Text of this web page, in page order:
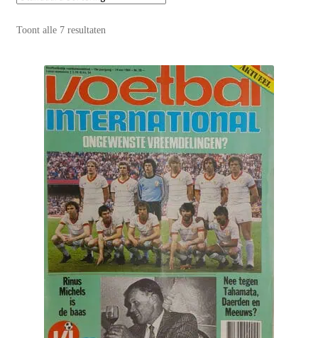
VI’s met Posters
Wie is puntertje
Contact
Toont alle 7 resultaten